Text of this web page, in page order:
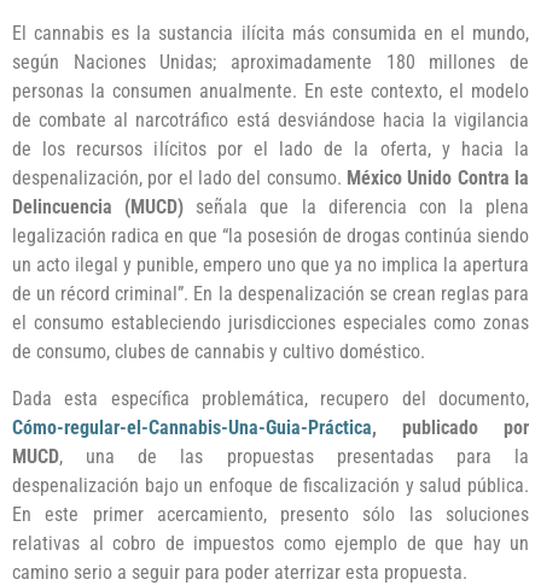
El cannabis es la sustancia ilícita más consumida en el mundo,
según Naciones Unidas; aproximadamente 180 millones de
personas la consumen anualmente. En este contexto, el modelo
de combate al narcotráfico está desviándose hacia la vigilancia
de los recursos ilícitos por el lado de la oferta, y hacia la
despenalización, por el lado del consumo. México Unido Contra la
Delincuencia (MUCD) señala que la diferencia con la plena
legalización radica en que “la posesión de drogas continúa siendo
un acto ilegal y punible, empero uno que ya no implica la apertura
de un récord criminal”. En la despenalización se crean reglas para
el consumo estableciendo jurisdicciones especiales como zonas
de consumo, clubes de cannabis y cultivo doméstico.
Dada esta específica problemática, recupero del documento,
Cómo-regular-el-Cannabis-Una-Guia-Práctica, publicado por
MUCD, una de las propuestas presentadas para la
despenalización bajo un enfoque de fiscalización y salud pública.
En este primer acercamiento, presento sólo las soluciones
relativas al cobro de impuestos como ejemplo de que hay un
camino serio a seguir para poder aterrizar esta propuesta.